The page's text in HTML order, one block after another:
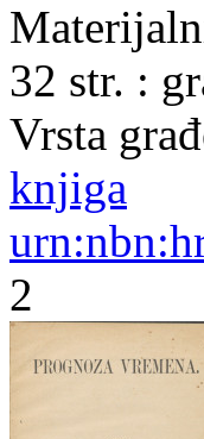
32 str. :
Vrsta
knjiga
2